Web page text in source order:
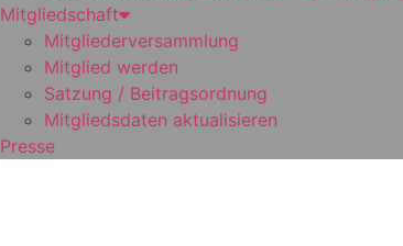
Mitgliedschaft
Mitgliederversammlung
Mitglied werden
Satzung / Beitragsordnung
Mitgliedsdaten aktualisieren
Presse